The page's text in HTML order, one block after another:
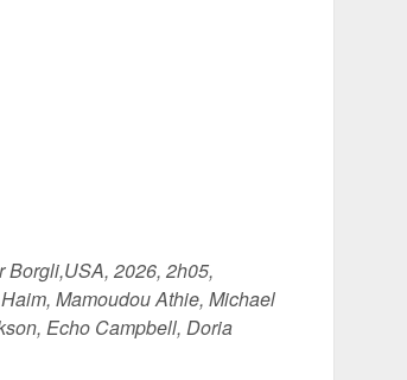
Borgli,USA, 2026, 2h05,
Mamoudou Athie, Michael
Echo Campbell, Doria